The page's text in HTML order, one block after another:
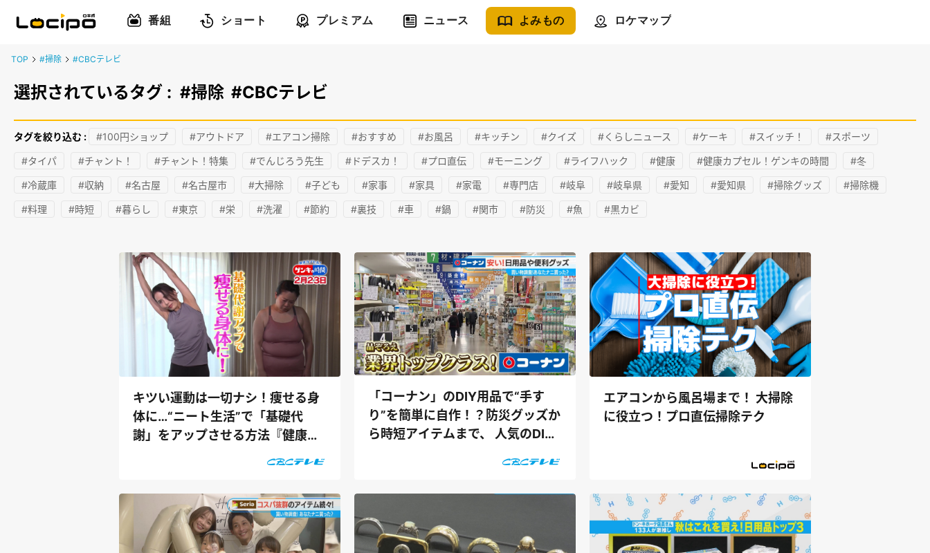
番組 ショート プレミアム ニュース よみもの ロケマップ
TOP #掃除 #CBCテレビ
選択されているタグ : #掃除 #CBCテレビ
タグを絞り込む : #100円ショップ #アウトドア #エアコン掃除 #おすすめ #お風呂 #キッチン #クイズ #くらしニュース #ケーキ #スイッチ！ #スポーツ
#タイパ #チャント！ #チャント！特集 #でんじろう先生 #ドデスカ！ #プロ直伝 #モーニング #ライフハック #健康 #健康カプセル！ゲンキの時間 #冬
#冷蔵庫 #収納 #名古屋 #名古屋市 #大掃除 #子ども #家事 #家具 #家電 #専門店 #岐阜 #岐阜県 #愛知 #愛知県 #掃除グッズ #掃除機
#料理 #時短 #暮らし #東京 #栄 #洗濯 #節約 #裏技 #車 #鍋 #関市 #防災 #魚 #黒カビ
キツい運動は一切ナシ！痩せる身
体に…“ニート生活”で「基礎代
謝」をアップさせる方法『健康カ
「コーナン」のDIY用品で“手す
り”を簡単に自作！？防災グッズか
ら時短アイテムまで、 人気のDIY
エアコンから風呂場まで！ 大掃除
に役立つ！プロ直伝掃除テク